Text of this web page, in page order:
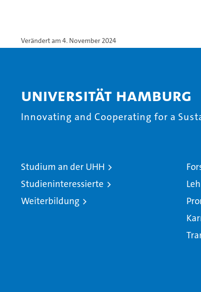
Verändert am 4. November 2024
Universität Hamburg
Innovating and Cooperating for a
Studium an der UHH
Studieninteressierte
Weiterbildung